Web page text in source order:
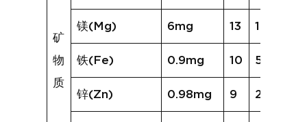
矿
物
质
镁(Mg) 6mg 13 170mg
铁(Fe) 0.9mg 10 5.1mg
锌(Zn) 0.98mg 9 2.97mg